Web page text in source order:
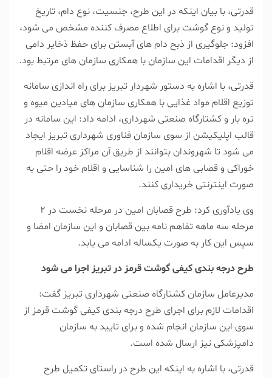
قدرتی، با بیان اینکه در این طرح، جنسیت، نوع دام، تاریخ
تولید و نوع گوشت برای اطلاع مصرف کننده مشخص می شود،
افزود: جلوگیری از ذبح دام های آبستن برای حفظ ذخایر دامی
از دیگر اقدامات این سازمان با همکاری سازمان های مرتبط بود.
قدرتی، با اشاره به دستور شهردار تبریز برای راه اندازی سامانه
توزیع اقلام مواد غذایی با همکاری سازمان های میادین میوه و
تره بار و کشتارگاه صنعتی شهرداری، ادامه داد: این سامانه در
قالب اپلیکیشن از سوی سازمان فناوری شهرداری تبریز ایجاد
می شود تا شهروندان بتوانند از طریق آن مراکز عرضه اقلام
خوراکی و قصابی های امین را شناسایی و اقلام خود را حتی به
صورت اینترنتی خریداری کنند.
وی یادآوری کرد: طرح قصابان امین در مرحله نخست در ۲
مرحله سه ماهه تفاهم نامه بین قصابان و این سازمان امضا و
سپس این کار به صورت یکساله ادامه می یابد.
طرح درجه بندی کیفی گوشت قرمز در تبریز اجرا می شود
مدیرعامل سازمان کشتارگاه صنعتی شهرداری تبریز گفت:
اقدامات لازم برای اجرای طرح درجه بندی کیفی گوشت قرمز از
سوی این سازمان انجام شده و برای تایید به سازمان
دامپزشکی نیز ارسال شده است.
قدرتی، با اشاره به اینکه این طرح در راستای تکمیل طرح